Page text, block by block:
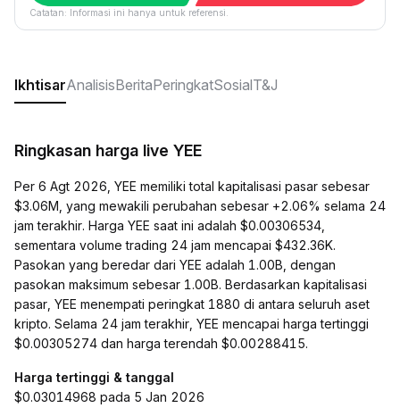
Catatan: Informasi ini hanya untuk referensi.
IkhtisarAnalisisBeritaPeringkatSosialT&J
Ringkasan harga live YEE
Per 6 Agt 2026, YEE memiliki total kapitalisasi pasar sebesar
$3.06M, yang mewakili perubahan sebesar +2.06% selama 24
jam terakhir. Harga YEE saat ini adalah $0.00306534,
sementara volume trading 24 jam mencapai $432.36K.
Pasokan yang beredar dari YEE adalah 1.00B, dengan
pasokan maksimum sebesar 1.00B. Berdasarkan kapitalisasi
pasar, YEE menempati peringkat 1880 di antara seluruh aset
kripto. Selama 24 jam terakhir, YEE mencapai harga tertinggi
$0.00305274 dan harga terendah $0.00288415.
Harga tertinggi & tanggal
$0.03014968 pada 5 Jan 2026